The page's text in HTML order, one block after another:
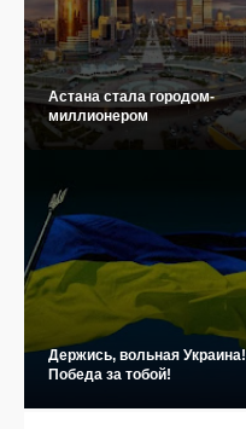
Астана стала городом-
миллионером
Держись, вольная Украина!
Победа за тобой!